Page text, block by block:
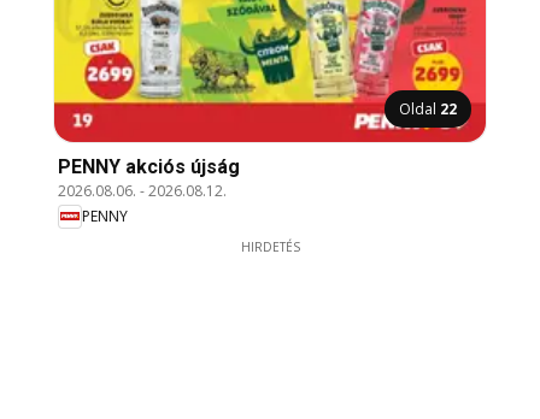
Oldal 22
PENNY akciós újság
2026.08.06. -2026.08.12.
PENNY
HIRDETÉS